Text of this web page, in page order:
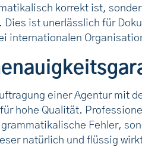
korrekt ist,
ist unerlässlich für
internationalen
einer Agentur mit
hohe Qualität.
Fehler,
natürlich und flüssig